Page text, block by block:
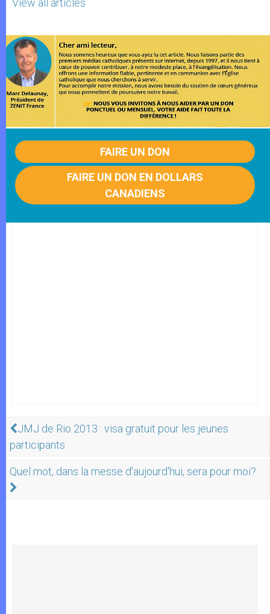
View all articles
FAIRE UN DON
FAIRE UN DON EN DOLLARS
CANADIENS
JMJ de Rio 2013 : visa gratuit pour les jeunes
participants
Quel mot, dans la messe d'aujourd'hui, sera pour moi?